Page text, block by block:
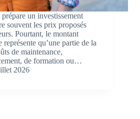
un investissement
souvent les prix proposés
Pourtant, le montant
qu’une partie de la
de maintenance,
de formation ou…
2026